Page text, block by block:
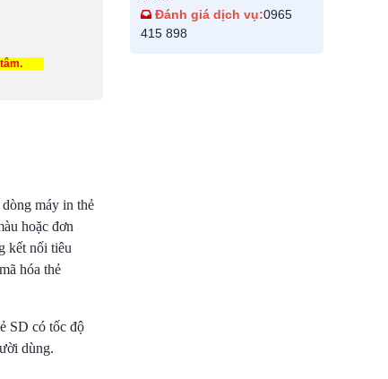
Đánh giá dịch vụ:0965
415 898
máy in thẻ
hoặc đơn
kết nối tiêu
hóa thẻ
SD có tốc độ
dùng.